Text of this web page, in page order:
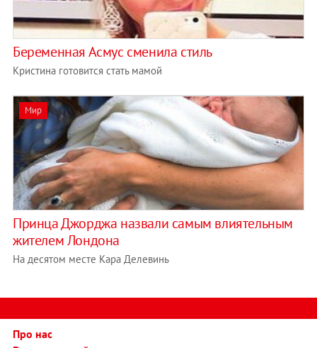
Беременная Асмус сменила стиль
Кристина готовится стать мамой
Мир
Принца Джорджа назвали самым влиятельным
жителем Лондона
На десятом месте Кара Делевинь
Про нас